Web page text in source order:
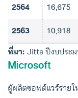
2564 16,675
2563 10,918
ที่มา: Jitta ปีงบประม
Microsoft
ผู้ผลิตซอฟต์แวร์ราย